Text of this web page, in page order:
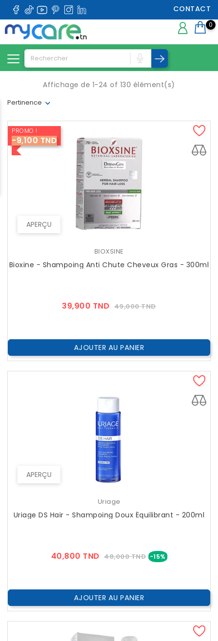
CONTACT
0
Pertinence
Affichage de 1-24 of 130 élément(s)
APERÇU
PROMO !
-9,100 TND
BIOXSINE
Bioxine - Shampoing Anti Chute Cheveux Gras - 300ml
39,900 TND Prix
49,000 TNDPrix
AJOUTER AU PANIER
APERÇU
Uriage
Uriage DS Hair - Shampoing Doux Équilibrant - 200ml
40,800 TND Prix
48,000 TND -15% Prix
AJOUTER AU PANIER